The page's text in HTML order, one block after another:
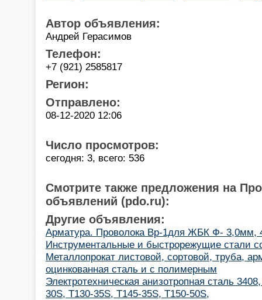
Автор объявления:
Андрей Герасимов
Телефон:
+7 (921) 2585817
Регион:
Отправлено:
08-12-2020 12:06
Число просмотров:
сегодня: 3, всего: 536
Смотрите также предложения на
объявлений (pdo.ru):
Другие объявления:
Арматура. Проволока Вр-1для ЖБК Ф-
Инструментальные и быстрорежущие стали
Металлопрокат листовой, сортовой, труба,
оцинкованная сталь и с полимерным
Электротехническая анизотропная сталь
30S, T130-35S, T145-35S, T150-50S,